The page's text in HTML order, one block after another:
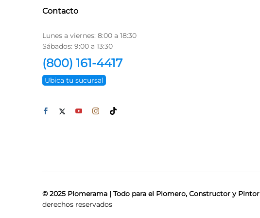
Contacto
Lunes a viernes: 8:00 a 18:30
Sábados: 9:00 a 13:30
(800) 161-4417
Ubica tu sucursal
© 2025 Plomerama | Todo para el Plomero, Constructor y Pintor
derechos reservados